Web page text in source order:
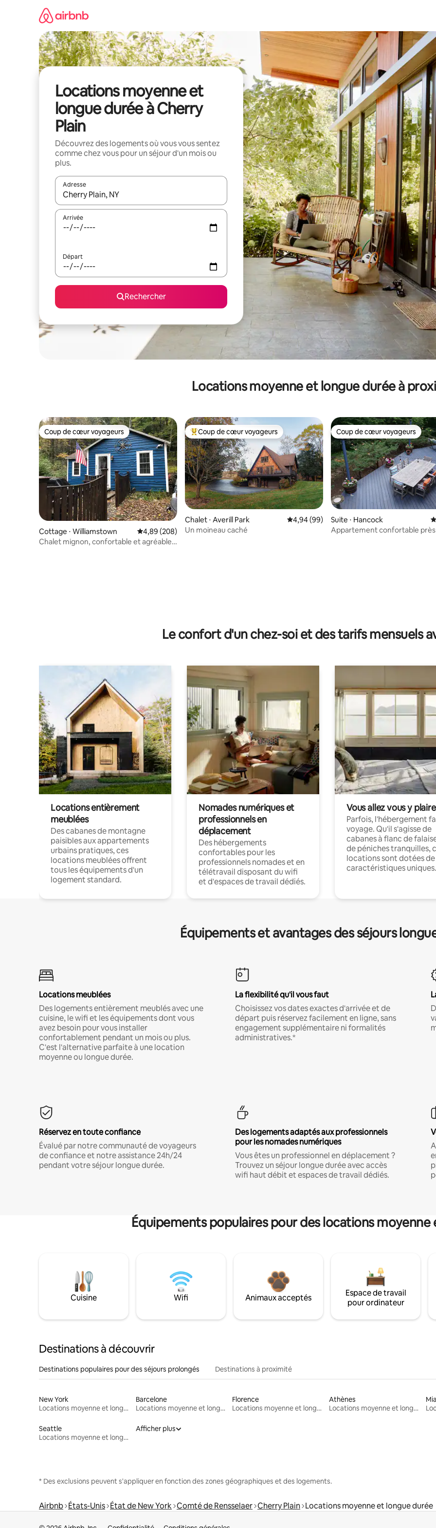
Locations moyenne et
longue durée à Cherry
Plain
Découvrez des logements où vous vous sentez
comme chez vous pour un séjour d'un mois ou
plus.
Adresse
Lorsque les résultats s'affichent, utilisez les flèches vers le haut et vers le bas pour les parcourir ou en appuyant et en
Arrivée
Départ
Rechercher
Locations moyenne et longue durée à
Coup de cœur voyageurs
Coup de cœur voyageurs
Cottage ⋅ Williamstown Évaluation moyenne sur la base de 208 commentaires : 4,89 sur 5
4,89 (208)
Chalet mignon, confortable et agréable
Coups de cœur voyageurs les plus appréciés
Coup de cœur voyageurs
Chalet ⋅ Averill Park Évaluation moyenne sur la base de 99
4,94 (99)
Un moineau caché
Coup de cœur voyageurs
Coup de cœur voyageurs
Suite ⋅ Hancock
Appartement confortable près
Le confort d'un chez-soi et des tarifs mensuels
Locations entièrement
meublées
Des cabanes de montagne
paisibles aux appartements
urbains pratiques, ces
locations meublées offrent
tous les équipements d'un
logement standard.
Nomades numériques et
professionnels en
déplacement
Des hébergements
confortables pour les
professionnels nomades et en
télétravail disposant du wifi
et d'espaces de travail dédiés.
Vous allez vous y plaire
Parfois, l'hébergement
voyage. Qu'il s'agisse de
cabanes à flanc de
de péniches tranquilles,
locations sont dotées de
caractéristiques uniques.
Équipements et avantages des séjours
Locations meublées
Des logements entièrement meublés avec une
cuisine, le wifi et les équipements dont vous
avez besoin pour vous installer
confortablement pendant un mois ou plus.
C'est l'alternative parfaite à une location
moyenne ou longue durée.
La flexibilité qu'il vous faut
Choisissez vos dates exactes d'arrivée et de
départ puis réservez facilement en ligne, sans
engagement supplémentaire ni formalités
administratives.*
Réservez en toute confiance
Évalué par notre communauté de voyageurs
de confiance et notre assistance 24h/24
pendant votre séjour longue durée.
Des logements adaptés aux professionnels
pour les nomades numériques
Vous êtes un professionnel en déplacement ?
Trouvez un séjour longue durée avec accès
wifi haut débit et espaces de travail dédiés.
Équipements populaires pour des locations
Cuisine Wifi Animaux acceptés
Espace de travail
pour ordinateur
Destinations à découvrir
Destinations populaires pour des séjours prolongés Destinations à proximité
New York
Locations moyenne et longue durée
Barcelone
Locations moyenne et longue durée
Florence
Locations moyenne et longue durée
Athènes
Locations moyenne et longue durée
Seattle
Locations moyenne et longue durée
Afficher plus
* Des exclusions peuvent s'appliquer en fonction des zones géographiques et des logements.
Airbnb États-Unis État de New York Comté de Rensselaer Cherry Plain Locations moyenne et longue durée